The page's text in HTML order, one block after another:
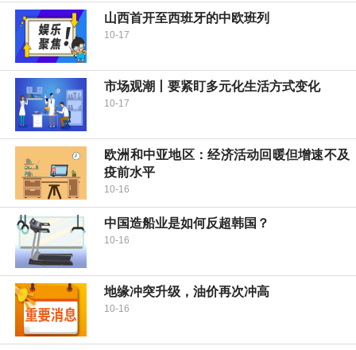
山西首开至西班牙的中欧班列
10-17
市场观潮丨要紧盯多元化生活方式变化
10-17
欧洲和中亚地区：经济活动回暖但增速不及
疫前水平
10-16
中国造船业是如何反超韩国？
10-16
地缘冲突升级，油价再次冲高
10-16